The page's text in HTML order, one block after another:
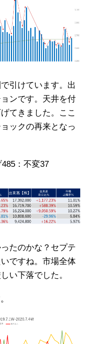
引けています。出
ンです。天井を付
てきました。ここ
ックの再来となっ
：不変37
たのかな？セプテ
ですね。市場全体
い下落でした。